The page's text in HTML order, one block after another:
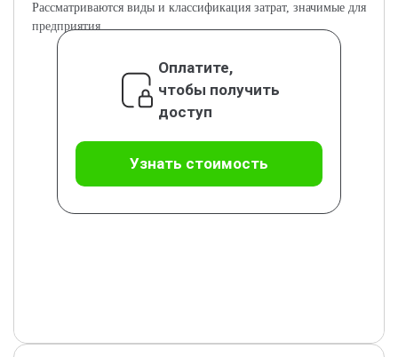
Рассматриваются виды и классификация затрат, значимые для
предприятия.
Оплатите,
чтобы получить
доступ
Узнать стоимость